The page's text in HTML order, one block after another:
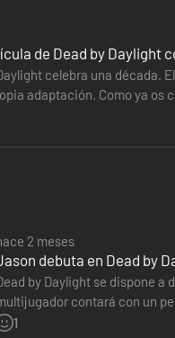
mayor progreso durante
en un tótem
purificarlo personalmente
de Dead by Daylight
celebra una década.
adaptación. Como ya os
2 meses
debuta en Dead by
by Daylight se dispone
contará con un
Behaviour Interactive
1